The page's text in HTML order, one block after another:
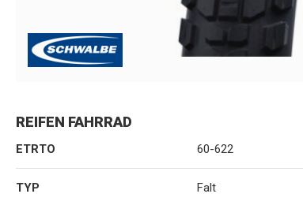
REIFEN FAHRRAD
ETRTO 60-622
TYP Falt